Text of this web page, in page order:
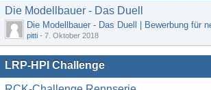
Die Modellbauer - Das Duell
pitti - 7. Oktober 2018
LRP-HPI Challenge